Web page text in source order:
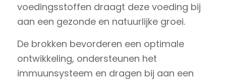
voedingsstoffen draagt deze voeding bij
aan een gezonde en natuurlijke groei.
De brokken bevorderen een optimale
ontwikkeling, ondersteunen het
immuunsysteem en dragen bij aan een